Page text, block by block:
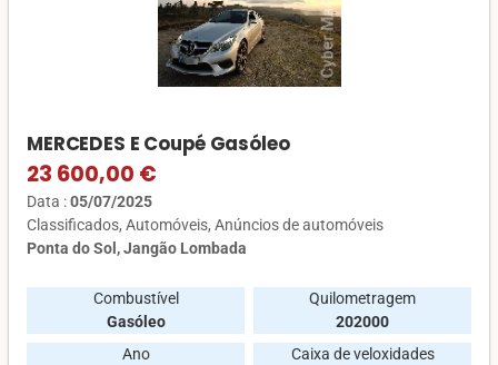
MERCEDES E Coupé Gasóleo
23 600,00 €
Data :05/07/2025
Classificados Automóveis Anúncios de automóveis
Ponta do Sol, Jangão Lombada
Combustível
Gasóleo
Quilometragem
202000
Ano
Caixa de veloxidades